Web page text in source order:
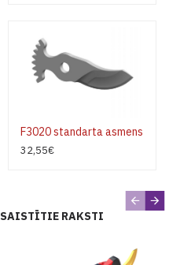
F3020 standarta asmens
32,55€
SAISTĪTIE RAKSTI